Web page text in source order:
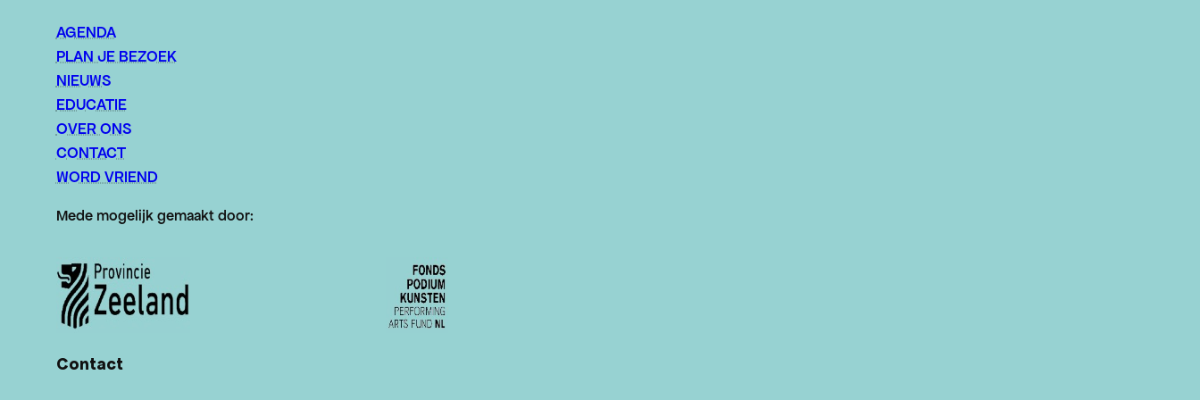
AGENDA
PLAN JE BEZOEK
NIEUWS
EDUCATIE
OVER ONS
CONTACT
WORD VRIEND
Mede mogelijk gemaakt door:
Contact